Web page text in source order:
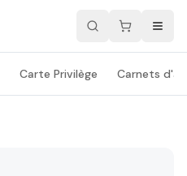
Carte Privilège Carnets